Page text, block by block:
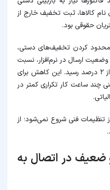
کالاها، ثبت تخفیف خارج از
حقوقی بود.
محدود کردن تخفیف‌های دستی،
ارسال در نرم‌افزار، نسبت
فاکتورهای نیازمند اصلاح به کمتر از ۲ درصد رسید. این کاهش برای
چند ساعت کار تکراری کمتر در
فنی شروع نمی‌شود؛ از
در اتصال به